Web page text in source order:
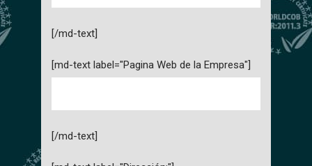
[/md-text]
[md-text label="Pagina Web de la Empresa"]
[/md-text]